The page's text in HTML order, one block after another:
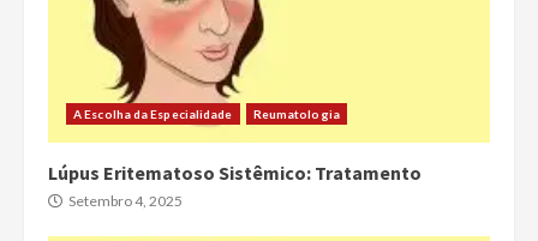
A Escolha da Especialidade Reumatologia
Lúpus Eritematoso Sistêmico: Tratamento
Setembro 4, 2025